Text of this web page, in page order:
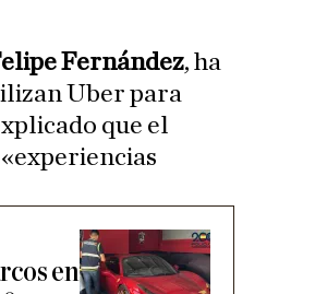
Fernández, ha
Uber para
que el
en